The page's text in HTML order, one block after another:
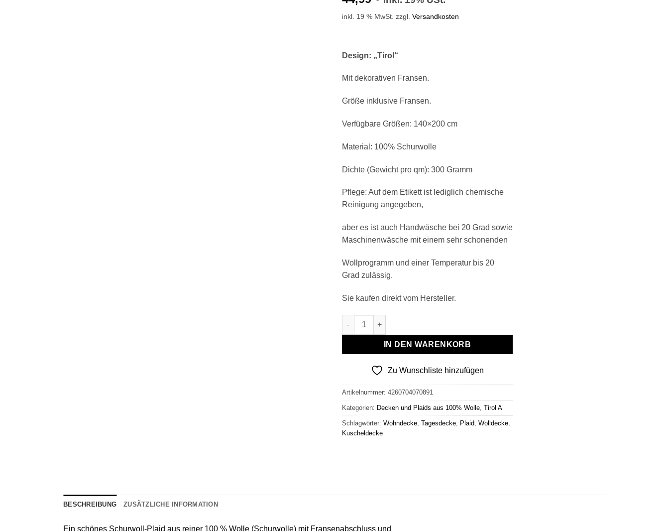
inkl. 19 % MwSt. zzgl. Versandkosten
Design: „Tirol“
Mit dekorativen Fransen.
Größe inklusive Fransen.
Verfügbare Größen: 140×200 cm
Material: 100% Schurwolle
Dichte (Gewicht pro qm): 300 Gramm
Pflege: Auf dem Etikett ist lediglich chemische
Reinigung angegeben,
aber es ist auch Handwäsche bei 20 Grad sowie
Maschinenwäsche mit einem sehr schonenden
Wollprogramm und einer Temperatur bis 20
Grad zulässig.
Sie kaufen direkt vom Hersteller.
Wollplaid & Wolldecke "Tirol A" altrosa Menge
IN DEN WARENKORB
Zu Wunschliste hinzufügen
Artikelnummer: 4260704070891
Kategorien: Decken und Plaids aus 100% Wolle, Tirol A
Schlagwörter: Wohndecke, Tagesdecke, Plaid, Wolldecke,
Kuscheldecke
BESCHREIBUNG ZUSÄTZLICHE INFORMATION
Ein schönes Schurwoll-Plaid aus reiner 100 % Wolle (Schurwolle) mit Fransenabschluss und